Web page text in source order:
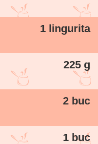
1 lingurita
225 g
2 buc
1 buc